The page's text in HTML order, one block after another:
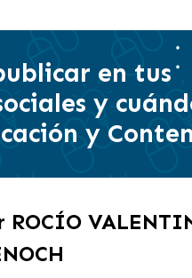
en tus
y
y
ROCÍO